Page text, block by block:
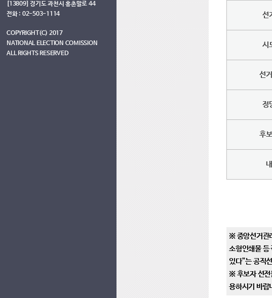
[13809] 경기도 과천시 홍촌말로 44
전화 : 02-503-1114
COPYRIGHT(C) 2017
NATIONAL ELECTION COMISSION
ALL RIGHTS RESERVED
선
시
선
정
후
※ 중앙선거관
소형인쇄물 등
있다”는 공직
※ 후보자 선전
용하시기 바랍